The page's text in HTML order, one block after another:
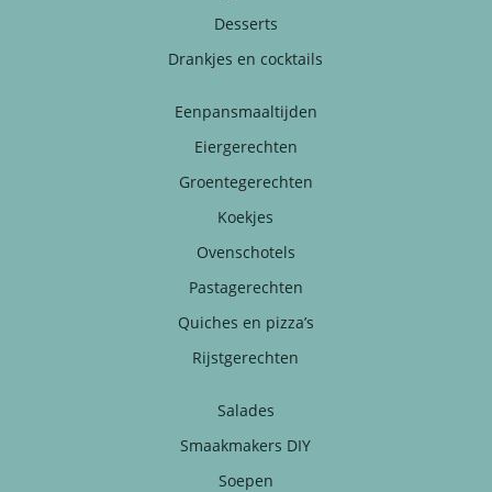
Desserts
Drankjes en cocktails
Eenpansmaaltijden
Eiergerechten
Groentegerechten
Koekjes
Ovenschotels
Pastagerechten
Quiches en pizza’s
Rijstgerechten
Salades
Smaakmakers DIY
Soepen